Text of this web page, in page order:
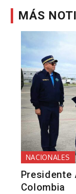
MÁS
NACIONALES
Presidente
Colombia